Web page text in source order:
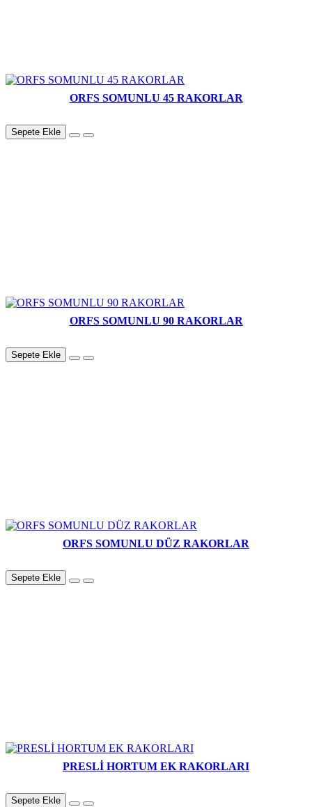
ORFS SOMUNLU 45 RAKORLAR
Sepete Ekle
ORFS SOMUNLU 90 RAKORLAR
Sepete Ekle
ORFS SOMUNLU DÜZ RAKORLAR
Sepete Ekle
PRESLİ HORTUM EK RAKORLARI
Sepete Ekle